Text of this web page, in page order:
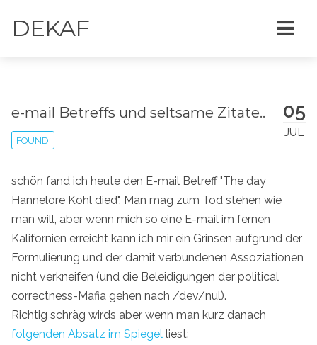
DEKAF
05
JUL
e-mail Betreffs und seltsame Zitate..
FOUND
schön fand ich heute den E-mail Betreff "The day
Hannelore Kohl died". Man mag zum Tod stehen wie
man will, aber wenn mich so eine E-mail im fernen
Kalifornien erreicht kann ich mir ein Grinsen aufgrund der
Formulierung und der damit verbundenen Assoziationen
nicht verkneifen (und die Beleidigungen der political
correctness-Mafia gehen nach /dev/nul).
Richtig schräg wirds aber wenn man kurz danach
folgenden Absatz im Spiegel liest: